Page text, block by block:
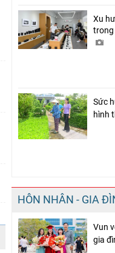
Xu
trong
Sức
hình
HÔN NHÂN - GIA
Vun
gia